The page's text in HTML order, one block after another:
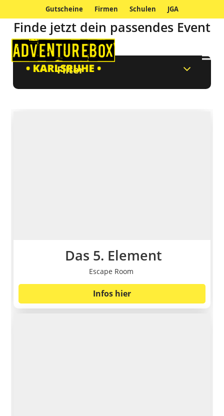
Gutscheine Firmen Schulen JGA
Finde jetzt dein passendes Event
Filter
Das 5. Element
Escape Room
Infos hier